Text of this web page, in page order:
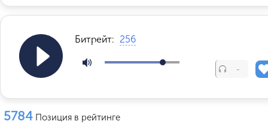
Битрейт: 256
-
5784 Позиция в рейтинге